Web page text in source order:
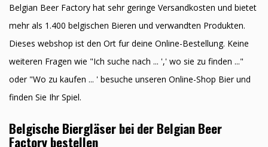
Belgian Beer Factory hat sehr geringe Versandkosten und bietet
mehr als 1.400 belgischen Bieren und verwandten Produkten.
Dieses webshop ist den Ort fur deine Online-Bestellung. Keine
weiteren Fragen wie "Ich suche nach ... ',' wo sie zu finden ..."
oder "Wo zu kaufen ... ' besuche unseren Online-Shop Bier und
finden Sie Ihr Spiel.
Belgische Biergläser bei der Belgian Beer
Factory bestellen